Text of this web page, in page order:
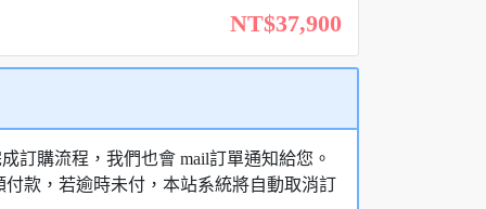
NT$37,900
訂購流程，我們也會 mail訂單通知給您。
款，若逾時未付，本站系統將自動取消訂